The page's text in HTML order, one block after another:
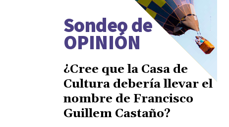
Sondeo de
OPINIÓN
¿Cree que la Casa de
Cultura debería llevar el
nombre de Francisco
Guillem Castaño?